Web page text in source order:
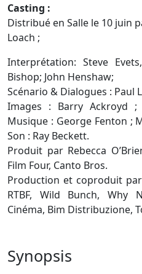
Casting :
Distribué en Salle le 10 juin
Loach ;
Interprétation: Steve
Bishop; John Henshaw;
Scénario & Dialogues : Paul
Images : Barry Ackroyd
Musique : George Fenton ;
Son : Ray Beckett.
Produit par Rebecca
Film Four, Canto Bros.
Production et coproduit
RTBF, Wild Bunch, Why
Cinéma, Bim Distribuzione,
Synopsis